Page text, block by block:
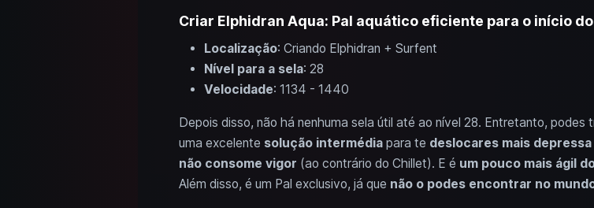
Criar Elphidran Aqua: Pal aquático eficiente para o início
Localização: Criando Elphidran + Surfent
Nível para a sela: 28
Velocidade: 1134 - 1440
Depois disso, não há nenhuma sela útil até ao nível 28. Entretanto, podes
uma excelente solução intermédiapara te deslocares mais
não consome vigor (ao contrário do Chillet). E é um pouco mais ágil
Além disso, é um Pal exclusivo, já que não o podes encontrar no